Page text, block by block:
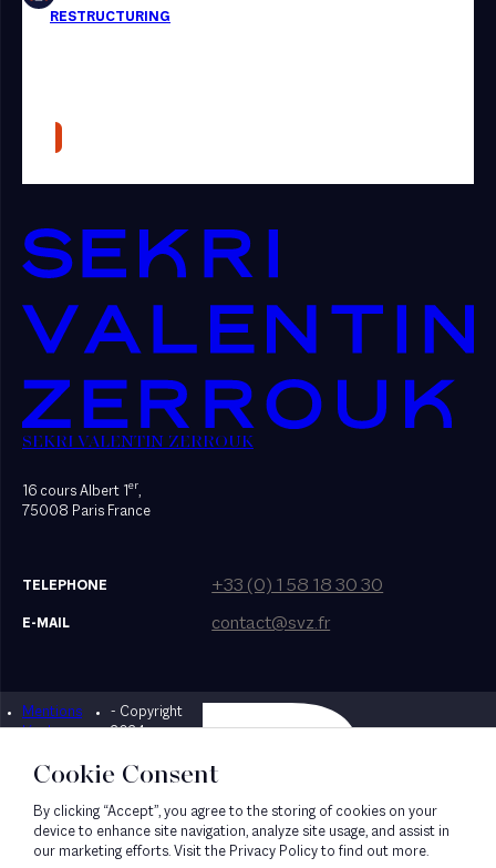
Presse
SEKRI VALENTIN ZERROUK
16 cours Albert 1er,
75008 Paris France
TELEPHONE +33 (0) 1 58 18 30 30
E-MAIL contact@svz.fr
Mentions
légales
- Copyright
2024
Designed by Bonhomme
Cookie Consent
By clicking “Accept”, you agree to the storing of cookies on your
device to enhance site navigation, analyze site usage, and assist in
our marketing efforts. Visit the Privacy Policy to find out more.